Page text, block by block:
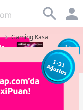
Gaming Kasa